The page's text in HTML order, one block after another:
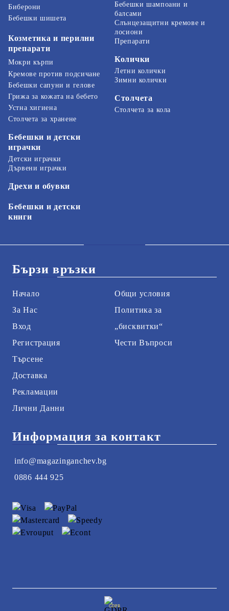
Биберони
Бебешки шишета
Козметика и перилни
препарати
Мокри кърпи
Кремове против подсичане
Бебешки сапуни и гелове
Грижа за кожата на бебето
Устна хигиена
Бебешки шампоани и
балсами
Слънцезащитни кремове и
лосиони
Препарати
Колички
Летни колички
Зимни колички
Столчета
Столчета за кола
Столчета за хранене
Бебешки и детски
играчки
Детски играчки
Дървени играчки
Дрехи и обувки
Бебешки и детски
книги
Бързи връзки
Начало
За Нас
Вход
Регистрация
Търсене
Доставка
Рекламации
Лични Данни
Общи условия
Политика за
„бисквитки“
Чести Въпроси
Информация за контакт
info@magazinganchev.bg
0886 444 925
GDPR